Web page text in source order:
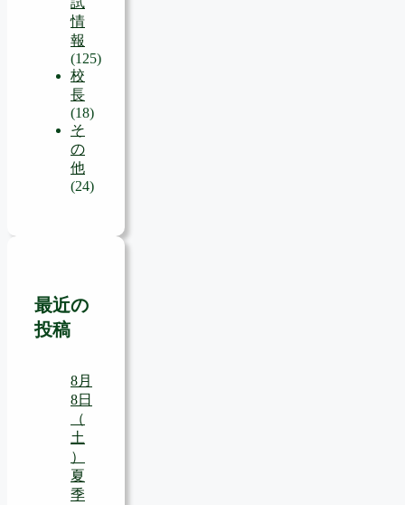
情
報
(125)
校
長
(18)
そ
の
他
(24)
最近の
投稿
8月
8日
（
土
）
夏
季